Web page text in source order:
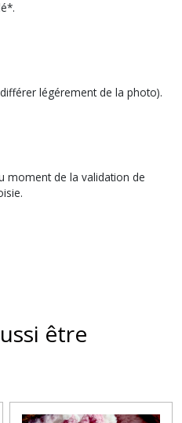
légérement de la photo).
moment de la validation de
être